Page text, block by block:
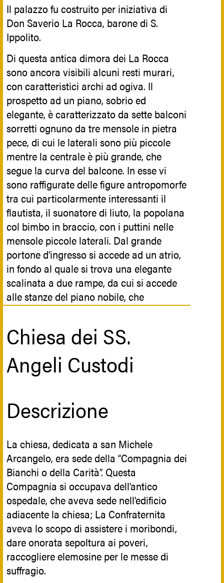
trabeazione, inquadrava l'arco trionfale e
due nicchie laterali per statue di santi.
L'interno dell'aula è stato decorato,
nell'ultimo quarto del secolo XVII, e
presenta una straordinaria decorazione a
stucco, opera del 1690, raffigurante i
Misteri gaudiosi del Santo Rosario nel
registro superiore e dodici Sante vergini,
incorniciate in quello inferiore da putti,
festoni e cornucopie, e in quello superiore
da scene con i Misteri gaudiosi.
Un pantheon tutto femminile, in cui le
sante, in abiti di gala a trine e fiocchi,
esibiscono le loro grazie dalle nicchie,
circondate da angeli e strette tra cartocci,
festoni, conchiglie, putti e cornucopie. A
completare l’insieme un soffitto ligneo
intarsiato a cassettoni del 1674 e una
bella cantoria lignea intagliata e dorata
dove era collocato l’organo (ora trasferito
nella navata). Nell’altare maggiore, in
parte rifatto nel XIX secolo, è collocata la
Riferimenti Botanici
esprimono l'intento supplementare di far
confrati del Purgatorio.
Il palazzo fu costruito per iniziativa di
Don Saverio La Rocca, barone di S.
Ippolito.
Di questa antica dimora dei La Rocca
sono ancora visibili alcuni resti murari,
con caratteristici archi ad ogiva. Il
prospetto ad un piano, sobrio ed
elegante, è caratterizzato da sette balconi
sorretti ognuno da tre mensole in pietra
pece, di cui le laterali sono più piccole
mentre la centrale è più grande, che
segue la curva del balcone. In esse vi
sono raffigurate delle figure antropomorfe
tra cui particolarmente interessanti il
flautista, il suonatore di liuto, la popolana
col bimbo in braccio, con i puttini nelle
mensole piccole laterali. Dal grande
portone d'ingresso si accede ad un atrio,
in fondo al quale si trova una elegante
scalinata a due rampe, da cui si accede
alle stanze del piano nobile, che
conservano ancora arredi settecenteschi,
pietra asfaltica ed in maiolica. La facciata
basso da un cornicione continuo.
Chiesa dei SS.
Angeli Custodi
Descrizione
La chiesa, dedicata a san Michele
Arcangelo, era sede della “Compagnia dei
Bianchi o della Carità”. Questa
Compagnia si occupava dell’antico
ospedale, che aveva sede nell’edificio
adiacente la chiesa; La Confraternita
aveva lo scopo di assistere i moribondi,
dare onorata sepoltura ai poveri,
raccogliere elemosine per le messe di
suffragio.